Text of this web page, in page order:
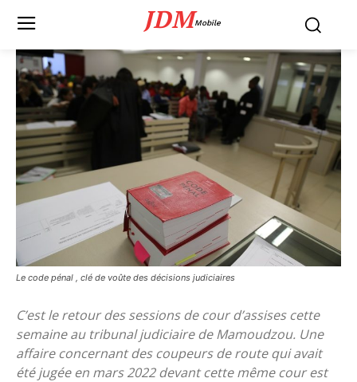
JDMMobile
Le code pénal , clé de voûte des décisions judiciaires
C’est le retour des sessions de cour d’assises cette
semaine au tribunal judiciaire de Mamoudzou. Une
affaire concernant des coupeurs de route qui avait
été jugée en mars 2022 devant cette même cour est